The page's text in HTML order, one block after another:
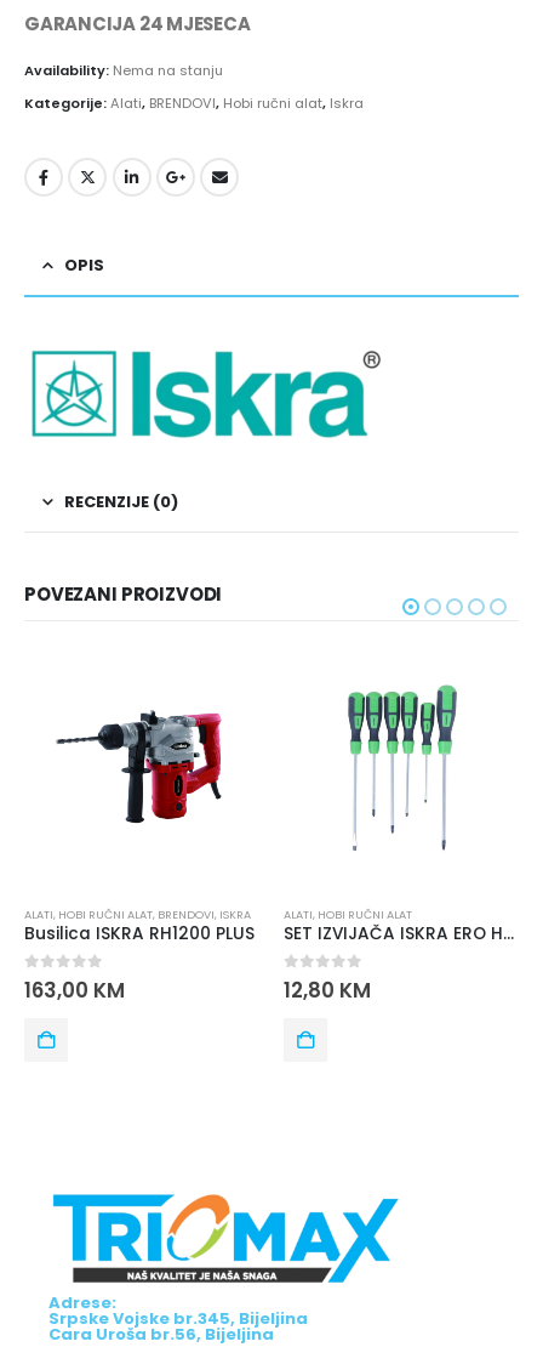
GARANCIJA 24 MJESECA
Availability: Nema na stanju
Kategorije:Alati, BRENDOVI, Hobi ručni alat, Iskra
OPIS
RECENZIJE (0)
POVEZANI PROIZVODI
ALATI, HOBI RUČNI ALAT, BRENDOVI, ISKRA
Busilica ISKRA RH1200 PLUS
0out of 5
163,00 KM
ALATI, HOBI RUČNI ALAT
SET IZVIJAČA ISKRA ERO HTS 6
0out of 5
12,80 KM
Adrese:
Srpske Vojske br.345, Bijeljina
Cara Uroša br.56, Bijeljina